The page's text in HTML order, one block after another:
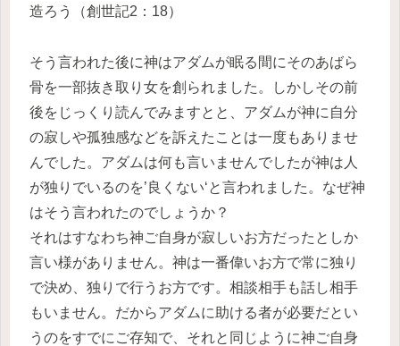
造ろう（創世記2：18）
そう言われた後に神はアダムが眠る間にそのあばら
骨を一部抜き取り女を創られました。しかしその前
後をじっくり読んでみますとと、アダムが神に自分
の寂しや孤独感などを訴えたことは一度もありませ
んでした。アダムは何も言いませんでしたが神は人
が独りでいるのを’良くない‘と言われました。なぜ神
はそう言われたのでしょうか？
それはすなわち神ご自身が寂しいお方だったとしか
言い様がありません。神は一番偉いお方で常に独り
で決め、独りで行うお方です。相談相手も話し相手
もいません。だからアダムに助ける者が必要だとい
うのをすでにご存知で、それと同じように神ご自身